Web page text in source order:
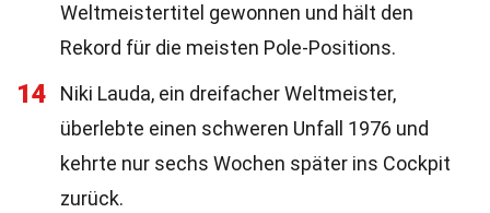
Weltmeistertitel gewonnen und hält den
Rekord für die meisten Pole-Positions.
14
Niki Lauda, ein dreifacher Weltmeister,
überlebte einen schweren Unfall 1976 und
kehrte nur sechs Wochen später ins Cockpit
zurück.